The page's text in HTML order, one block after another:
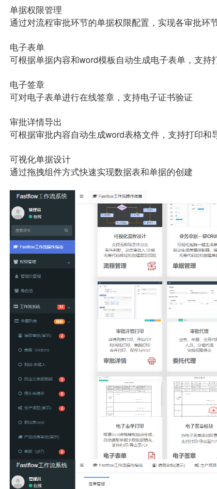
单据权限管理
通过对流程审批环节的单据权限配置，实现各审批环
电子表单
可根据单据内容和word模板自动生成电子表单，支持
电子签章
可对电子表单进行在线签章，支持电子证书验证
审批详情导出
可根据审批内容自动生成word表格文件，支持打印和
可视化单据设计
通过拖拽组件方式快速实现数据表和单据的创建